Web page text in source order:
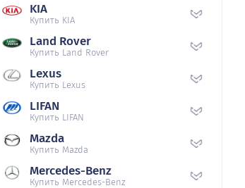
KIA
Купить KIA
Land Rover
Купить Land Rover
Lexus
Купить Lexus
LIFAN
Купить LIFAN
Mazda
Купить Mazda
Mercedes-Benz
Купить Mercedes-Benz